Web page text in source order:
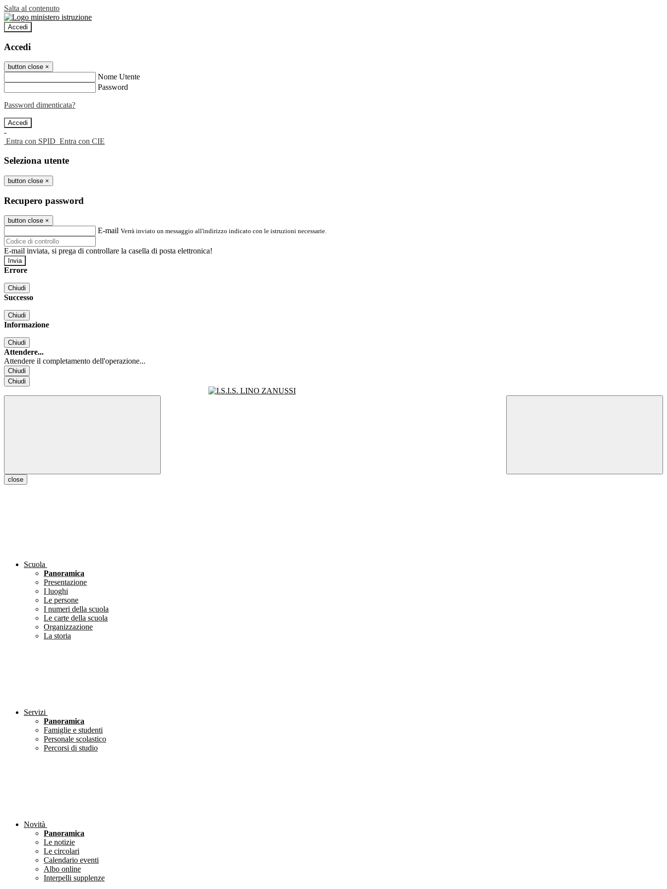
Salta al contenuto
Accedi
Accedi
button close ×
Nome Utente
Password
Password dimenticata?
-
Entra con SPID Entra con CIE
Seleziona utente
button close ×
Recupero password
button close ×
E-mail Verrà inviato un messaggio all'indirizzo indicato con le istruzioni necessarie.
E-mail inviata, si prega di controllare la casella di posta elettronica!
Errore
Chiudi
Successo
Chiudi
Informazione
Chiudi
Attendere...
Attendere il completamento dell'operazione...
Chiudi
Chiudi
close
Scuola
Panoramica
Presentazione
I luoghi
Le persone
I numeri della scuola
Le carte della scuola
Organizzazione
La storia
Servizi
Panoramica
Famiglie e studenti
Personale scolastico
Percorsi di studio
Novità
Panoramica
Le notizie
Le circolari
Calendario eventi
Albo online
Interpelli supplenze